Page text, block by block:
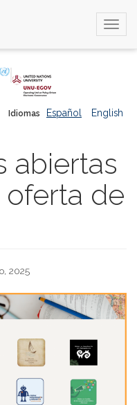
Idiomas Español English
abiertas
oferta de
2025